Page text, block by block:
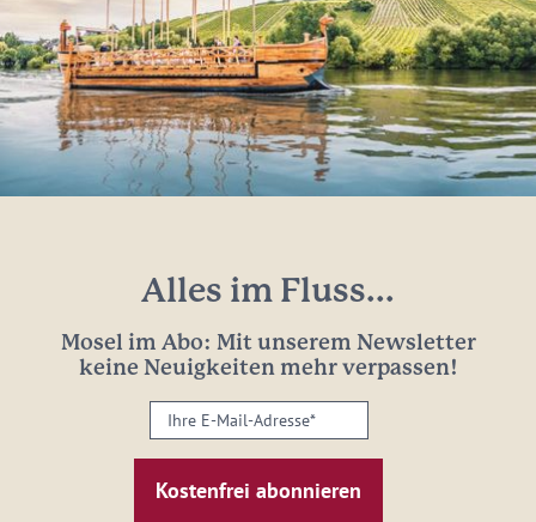
Alles im Fluss...
Mosel im Abo: Mit unserem Newsletter
keine Neuigkeiten mehr verpassen!
Ihre
E-
Mail-
Adresse: